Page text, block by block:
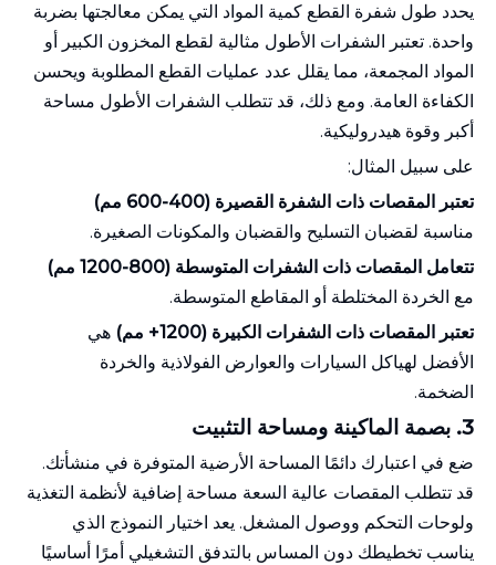
يحدد طول شفرة القطع كمية المواد التي يمكن معالجتها بضربة
واحدة. تعتبر الشفرات الأطول مثالية لقطع المخزون الكبير أو
المواد المجمعة، مما يقلل عدد عمليات القطع المطلوبة ويحسن
الكفاءة العامة. ومع ذلك، قد تتطلب الشفرات الأطول مساحة
أكبر وقوة هيدروليكية.
على سبيل المثال:
تعتبر المقصات ذات الشفرة القصيرة (400-600 مم)
مناسبة لقضبان التسليح والقضبان والمكونات الصغيرة.
تتعامل المقصات ذات الشفرات المتوسطة (800-1200 مم)
مع الخردة المختلطة أو المقاطع المتوسطة.
تعتبر المقصات ذات الشفرات الكبيرة (1200+ مم)
هي
الأفضل لهياكل السيارات والعوارض الفولاذية والخردة
الضخمة.
3. بصمة الماكينة ومساحة التثبيت
ضع في اعتبارك دائمًا المساحة الأرضية المتوفرة في منشأتك.
قد تتطلب المقصات عالية السعة مساحة إضافية لأنظمة التغذية
ولوحات التحكم ووصول المشغل. يعد اختيار النموذج الذي
يناسب تخطيطك دون المساس بالتدفق التشغيلي أمرًا أساسيًا